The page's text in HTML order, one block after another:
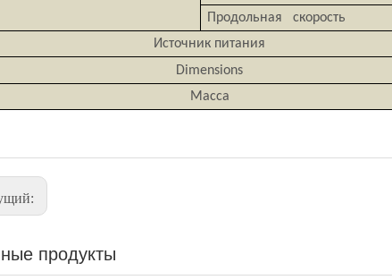
Продольная скорость
Источник питания
Dimensions
Масса
продукты